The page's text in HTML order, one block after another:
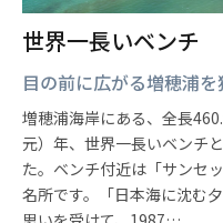
世界一長いベンチ
目の前に広がる増穂浦を
増穂浦海岸にある、全長
元）年、世界一長いベンチ
た。ベンチ付近は「サンセ
名所です。「日本海に沈む